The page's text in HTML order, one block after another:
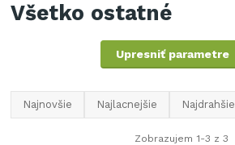
Všetko ostatné
Upresniť parametre
Najnovšie Najlacnejšie Najdrahšie
Zobrazujem 1-3 z 3